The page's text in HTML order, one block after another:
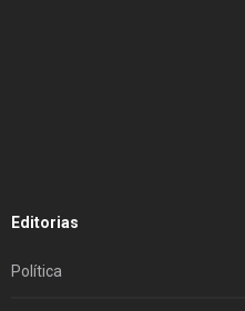
Editorias
Política